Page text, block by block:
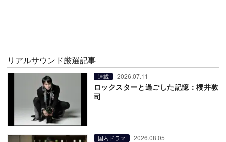
リアルサウンド厳選記事
連載 2026.07.11
ロックスターと過ごした記憶：櫻井敦
司
国内ドラマ 2026.08.05